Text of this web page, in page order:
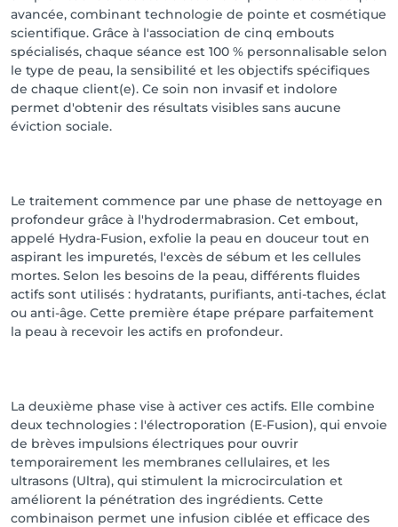
avancée, combinant technologie de pointe et cosmétique
scientifique. Grâce à l'association de cinq embouts
spécialisés, chaque séance est 100 % personnalisable selon
le type de peau, la sensibilité et les objectifs spécifiques
de chaque client(e). Ce soin non invasif et indolore
permet d'obtenir des résultats visibles sans aucune
éviction sociale.
Le traitement commence par une phase de nettoyage en
profondeur grâce à l'hydrodermabrasion. Cet embout,
appelé Hydra-Fusion, exfolie la peau en douceur tout en
aspirant les impuretés, l'excès de sébum et les cellules
mortes. Selon les besoins de la peau, différents fluides
actifs sont utilisés : hydratants, purifiants, anti-taches, éclat
ou anti-âge. Cette première étape prépare parfaitement
la peau à recevoir les actifs en profondeur.
La deuxième phase vise à activer ces actifs. Elle combine
deux technologies : l'électroporation (E-Fusion), qui envoie
de brèves impulsions électriques pour ouvrir
temporairement les membranes cellulaires, et les
ultrasons (Ultra), qui stimulent la microcirculation et
améliorent la pénétration des ingrédients. Cette
combinaison permet une infusion ciblée et efficace des